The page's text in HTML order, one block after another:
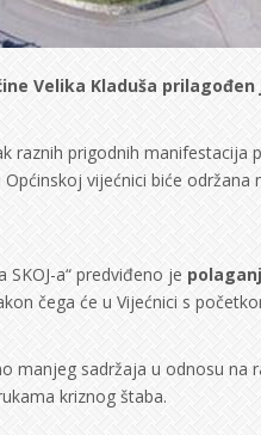
Velika Kladuša
raznih prigodnih manifestacija
Općinskoj vijećnici biće održana
a“ predviđeno je
čega će u Vijećnici s
manjeg sadržaja u odnosu na
kriznog štaba.